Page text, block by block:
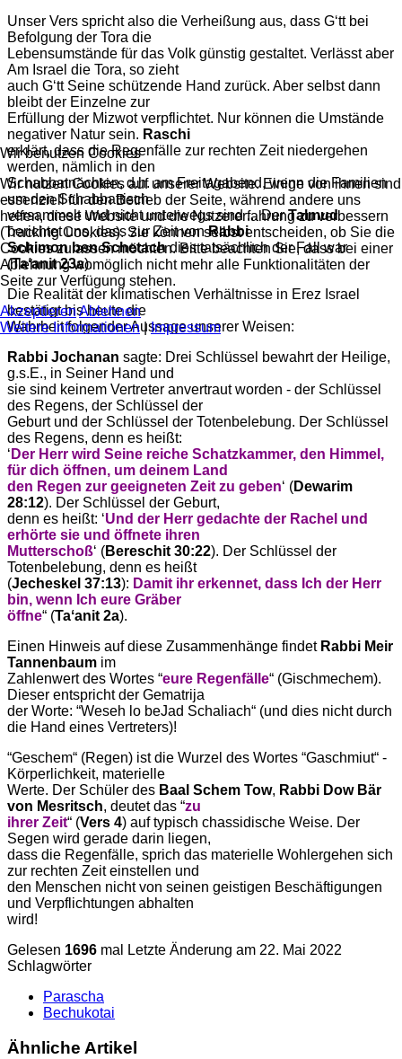
Unser Vers spricht also die Verheißung aus, dass Gʻtt bei
Befolgung der Tora die
Lebensumstände für das Volk günstig gestaltet. Verlässt aber
Am Israel die Tora, so zieht
auch Gʻtt Seine schützende Hand zurück. Aber selbst dann
bleibt der Einzelne zur
Erfüllung der Mizwot verpflichtet. Nur können die Umstände
negativer Natur sein. Raschi
erklärt, dass die Regenfälle zur rechten Zeit niedergehen
werden, nämlich in den
Schabbatnächten, d.h. am Freitagabend, wenn die Familien
um den Schabbattisch
versammelt und nicht unterwegs sind ... DerTalmud
berichtet uns, dass zur Zeit vonRabbi
Schimon ben Schetachdies tatsächlich der Fall war
(Taʻanit 23a).
Die Realität der klimatischen Verhältnisse in Erez Israel
bestätigt bis heute die
Wahrheit folgender Aussage unserer Weisen:
Rabbi Jochanan sagte: Drei Schlüssel bewahrt der Heilige,
g.s.E., in Seiner Hand und
sie sind keinem Vertreter anvertraut worden - der Schlüssel
des Regens, der Schlüssel der
Geburt und der Schlüssel der Totenbelebung. Der Schlüssel
des Regens, denn es heißt:
ʻ Der Herr wird Seine reiche Schatzkammer, den Himmel,
für dich öffnen, um deinem Land
den Regen zur geeigneten Zeit zu gebenʻ (Dewarim
28:12). Der Schlüssel der Geburt,
denn es heißt: ʻUnd der Herr gedachte der Rachel und
erhörte sie und öffnete ihren
Mutterschoßʻ (Bereschit 30:22). Der Schlüssel der
Totenbelebung, denn es heißt
(Jecheskel 37:13): Damit ihr erkennet, dass Ich der Herr
bin, wenn Ich eure Gräber
öffne“ (Taʻanit 2a).
Einen Hinweis auf diese Zusammenhänge findetRabbi Meir
Tannenbaum im
Zahlenwert des Wortes “eure Regenfälle“ (Gischmechem).
Dieser entspricht der Gematrija
der Worte: “Weseh lo beJad Schaliach“ (und dies nicht durch
die Hand eines Vertreters)!
“Geschem“ (Regen) ist die Wurzel des Wortes “Gaschmiut“ -
Körperlichkeit, materielle
Werte. Der Schüler des Baal Schem Tow, Rabbi Dow Bär
von Mesritsch, deutet das “zu
ihrer Zeit“ (Vers 4) auf typisch chassidische Weise. Der
Segen wird gerade darin liegen,
dass die Regenfälle, sprich das materielle Wohlergehen sich
zur rechten Zeit einstellen und
den Menschen nicht von seinen geistigen Beschäftigungen
und Verpflichtungen abhalten
wird!
Gelesen 1696 mal
Letzte Änderung am 22. Mai 2022
Schlagwörter
Parascha
Bechukotai
Ähnliche Artikel
Wir benutzen Cookies
Wir nutzen Cookies auf unserer Website. Einige von ihnen sind
essenziell für den Betrieb der Seite, während andere uns
helfen, diese Website und die Nutzererfahrung zu verbessern
(Tracking Cookies). Sie können selbst entscheiden, ob Sie die
Cookies zulassen möchten. Bitte beachten Sie, dass bei einer
Ablehnung womöglich nicht mehr alle Funktionalitäten der
Seite zur Verfügung stehen.
Akzeptieren Ablehnen
Weitere Informationen|Impressum